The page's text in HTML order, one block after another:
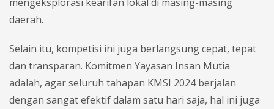
daerah.
Selain itu, kompetisi ini juga berlangsung cepat, tepat
dan transparan. Komitmen Yayasan Insan Mutia
adalah, agar seluruh tahapan KMSI 2024 berjalan
dengan sangat efektif dalam satu hari saja, hal ini juga